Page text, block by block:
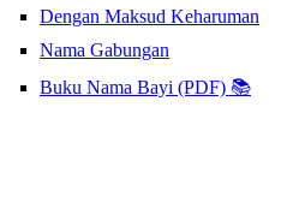
Dengan Maksud Keharuman
Nama Gabungan
Buku Nama Bayi (PDF) 📚